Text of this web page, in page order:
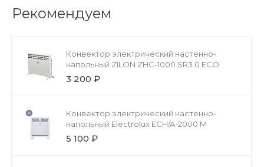
Рекомендуем
Конвектор электрический настенно-
напольный ZILON ZHC-1000 SR3.0 ECO
3 200 ₽
Конвектор электрический настенно-
напольный Electrolux ECH/A-2000 M
5 100 ₽